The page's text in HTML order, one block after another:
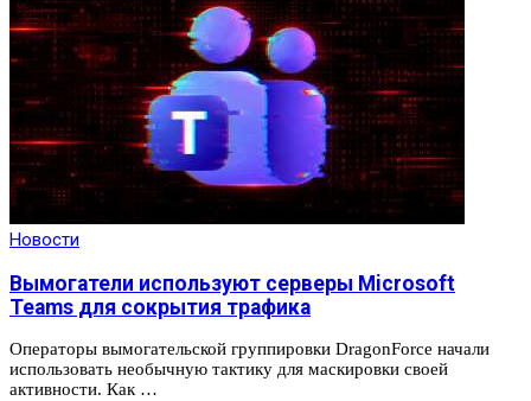
Новости
Вымогатели используют серверы Microsoft
Teams для сокрытия трафика
Операторы вымогательской группировки DragonForce начали
использовать необычную тактику для маскировки своей
активности. Как …